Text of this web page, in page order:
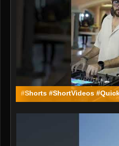
#Shorts #ShortVideos